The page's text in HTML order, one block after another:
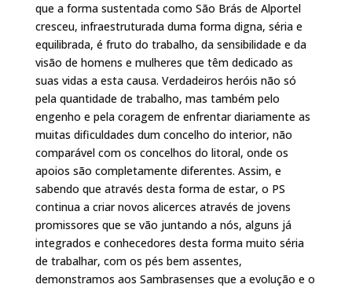
que a forma sustentada como São Brás de Alportel
cresceu, infraestruturada duma forma digna, séria e
equilibrada, é fruto do trabalho, da sensibilidade e da
visão de homens e mulheres que têm dedicado as
suas vidas a esta causa. Verdadeiros heróis não só
pela quantidade de trabalho, mas também pelo
engenho e pela coragem de enfrentar diariamente as
muitas dificuldades dum concelho do interior, não
comparável com os concelhos do litoral, onde os
apoios são completamente diferentes. Assim, e
sabendo que através desta forma de estar, o PS
continua a criar novos alicerces através de jovens
promissores que se vão juntando a nós, alguns já
integrados e conhecedores desta forma muito séria
de trabalhar, com os pés bem assentes,
demonstramos aos Sambrasenses que a evolução e o